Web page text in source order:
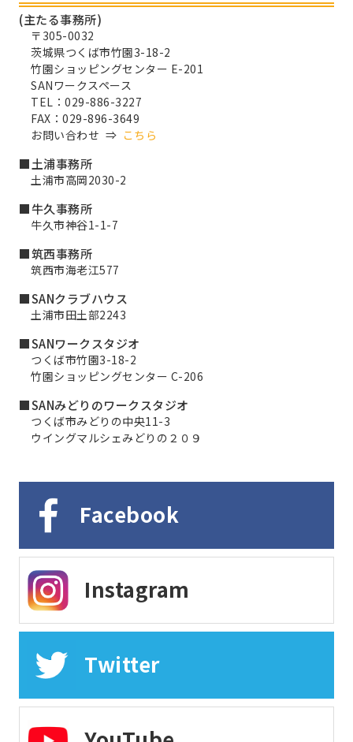
(主たる事務所)
〒305-0032
茨城県つくば市竹園3-18-2
竹園ショッピングセンター E-201
SANワークスペース
TEL：029-886-3227
FAX：029-896-3649
お問い合わせ ⇒ こちら
■土浦事務所
土浦市高岡2030-2
■牛久事務所
牛久市神谷1-1-7
■筑西事務所
筑西市海老江577
■SANクラブハウス
土浦市田土部2243
■SANワークスタジオ
つくば市竹園3-18-2
竹園ショッピングセンター C-206
■SANみどりのワークスタジオ
つくば市みどりの中央11-3
ウイングマルシェみどりの２０９
Facebook
Instagram
Twitter